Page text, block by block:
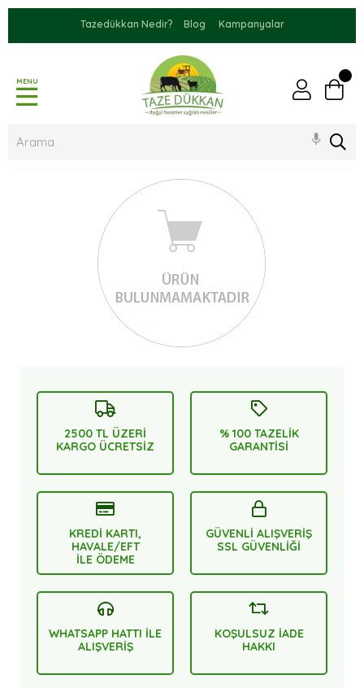
Tazedükkan Nedir? Blog Kampanyalar
MENU
2500 TL ÜZERİ
KARGO ÜCRETSİZ
% 100 TAZELİK
GARANTİSİ
KREDİ KARTI,
HAVALE/EFT
İLE ÖDEME
GÜVENLİ ALIŞVERİŞ
SSL GÜVENLİĞİ
WHATSAPP HATTI İLE
ALIŞVERİŞ
KOŞULSUZ İADE
HAKKI